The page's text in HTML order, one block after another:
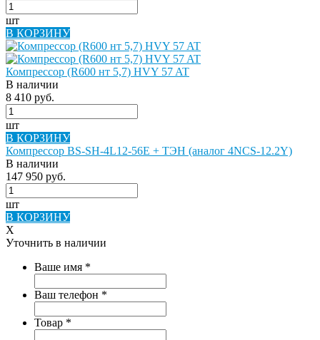
шт
В КОРЗИНУ
Компрессор (R600 нт 5,7) HVY 57 AT
В наличии
8 410 руб.
шт
В КОРЗИНУ
Компрессор BS-SH-4L12-56E + ТЭН (аналог 4NCS-12.2Y)
В наличии
147 950 руб.
шт
В КОРЗИНУ
X
Уточнить в наличии
Ваше имя *
Ваш телефон *
Товар *